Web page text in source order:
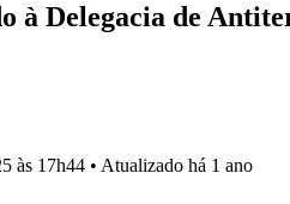
à Delegacia de
às 17h44 • Atualizado há 1 ano